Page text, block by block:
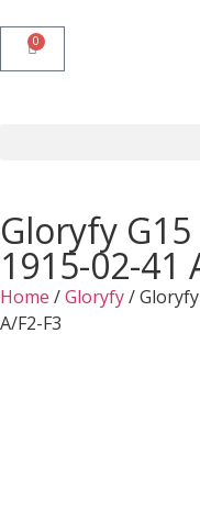
0
Gloryfy G15
1915-02-41
Home /Gloryfy/
A/F2-F3